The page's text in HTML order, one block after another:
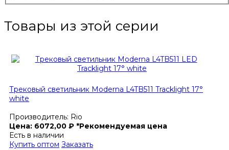
Товары из этой серии
Трековый светильник Moderna L4TB511 Tracklight 17°
white
Производитель: Rio
Цена: 6072,00 ₽ *Рекомендуемая цена
Есть в наличии
Купить оптом Заказать